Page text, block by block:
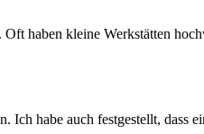
haben kleine Werkstätten
Ich habe auch festgestellt, dass